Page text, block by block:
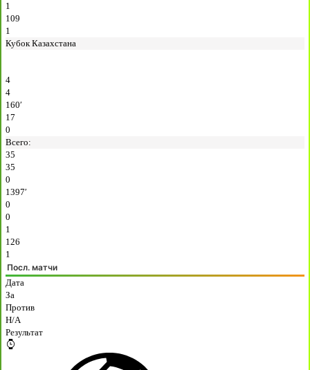
1
109
1
Кубок Казахстана
4
4
160′
17
0
Всего:
35
35
0
1397′
0
0
1
126
1
Посл. матчи
Дата
За
Против
H/A
Результат